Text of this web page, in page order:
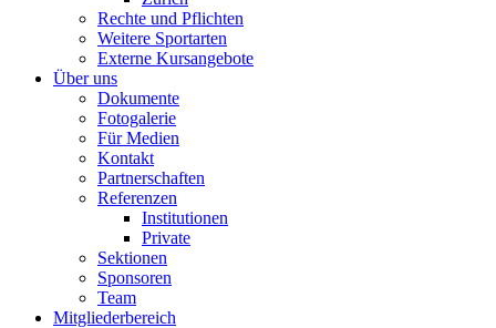
Rechte und Pflichten
Weitere Sportarten
Externe Kursangebote
Über uns
Dokumente
Fotogalerie
Für Medien
Kontakt
Partnerschaften
Referenzen
Institutionen
Private
Sektionen
Sponsoren
Team
Mitgliederbereich